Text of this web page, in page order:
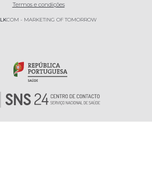
Termos e condições
LKCOM - MARKETING OF TOMORROW